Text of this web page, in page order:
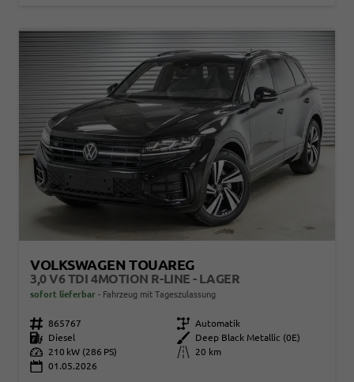
VOLKSWAGEN TOUAREG
3,0 V6 TDI 4MOTION R-LINE - LAGER
sofort lieferbar Fahrzeug mit Tageszulassung
Fahrzeugnr. 865767 Getriebe Automatik
Kraftstoff
Diesel Außenfarbe
Deep Black Metallic (0E)
Leistung
210 kW (286 PS) Kilometerstand
20 km
01.05.2026